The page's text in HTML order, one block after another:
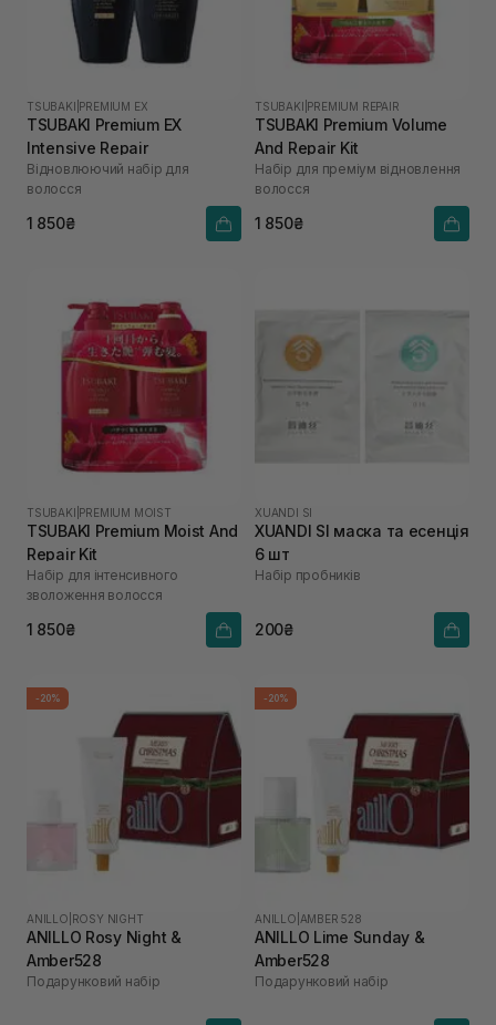
TSUBAKI PREMIUM EX
TSUBAKI Premium EX
Intensive Repair
Відновлюючий набір для
волосся
1 850₴
TSUBAKI PREMIUM REPAIR
TSUBAKI Premium Volume
And Repair Kit
Набір для преміум відновлення
волосся
1 850₴
TSUBAKI PREMIUM MOIST
TSUBAKI Premium Moist And
Repair Kit
Набір для інтенсивного
зволоження волосся
1 850₴
XUANDI SI
XUANDI SI маска та есенція
6 шт
Набір пробників
200₴
-20%
ANILLO ROSY NIGHT
ANILLO Rosy Night &
Amber528
Подарунковий набір
-20%
ANILLO AMBER 528
ANILLO Lime Sunday &
Amber528
Подарунковий набір